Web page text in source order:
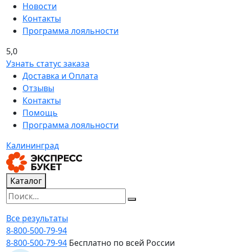
Новости
Контакты
Программа лояльности
5,0
Узнать статус заказа
Доставка и Оплата
Отзывы
Контакты
Помощь
Программа лояльности
Калининград
Каталог
Все результаты
8-800-500-79-94
8-800-500-79-94 Бесплатно по всей России